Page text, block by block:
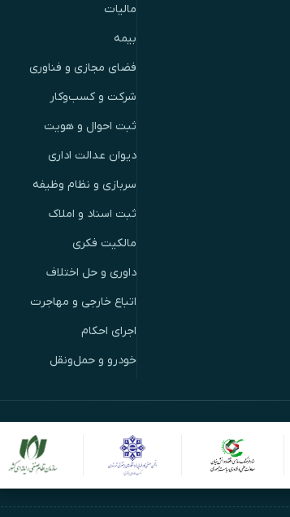
مالیات
بیمه
فضای مجازی و فناوری
شرکت و کسب‌وکار
ثبت احوال و هویت
دیوان عدالت اداری
سربازی و نظام وظیفه
ثبت اسناد و املاک
مالکیت فکری
داوری و حل اختلاف
اتباع خارجی و مهاجرت
اجرای احکام
خودرو و حمل‌ونقل